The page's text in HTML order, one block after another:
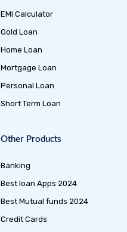
EMI Calculator
Gold Loan
Home Loan
Mortgage Loan
Personal Loan
Short Term Loan
Other Products
Banking
Best loan Apps 2024
Best Mutual funds 2024
Credit Cards